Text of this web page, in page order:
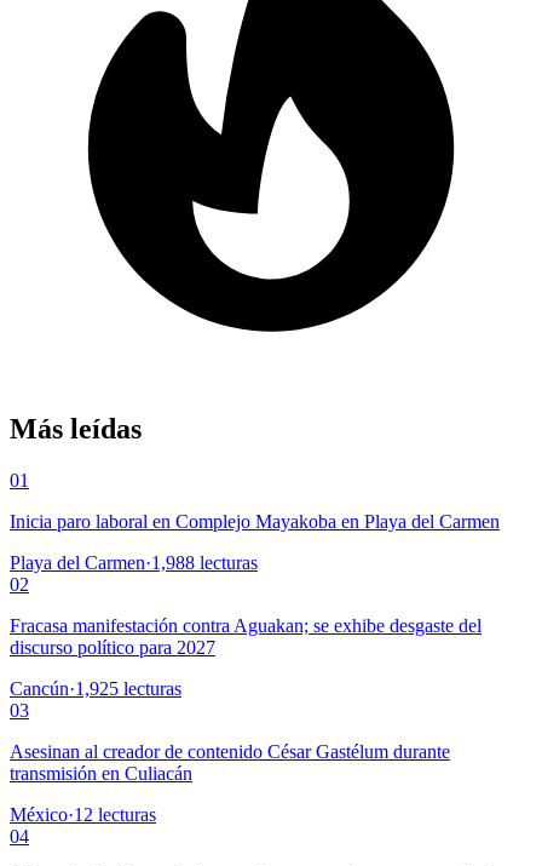
Más leídas
01
Inicia paro laboral en Complejo Mayakoba en Playa del Carmen
Playa del Carmen·1,988 lecturas
02
Fracasa manifestación contra Aguakan; se exhibe desgaste del
discurso político para 2027
Cancún·1,925 lecturas
03
Asesinan al creador de contenido César Gastélum durante
transmisión en Culiacán
México·12 lecturas
04